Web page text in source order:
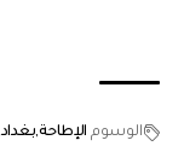
الوسوم الإطاحةبغداد